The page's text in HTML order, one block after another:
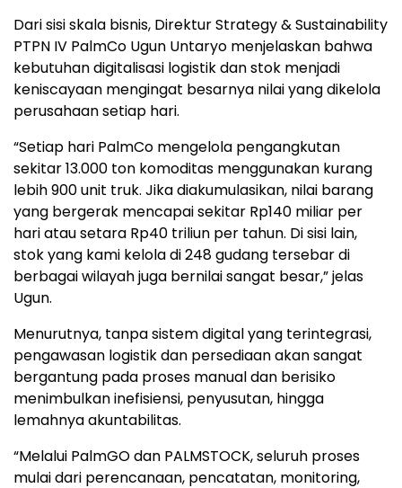
Dari sisi skala bisnis, Direktur Strategy & Sustainability
PTPN IV PalmCo Ugun Untaryo menjelaskan bahwa
kebutuhan digitalisasi logistik dan stok menjadi
keniscayaan mengingat besarnya nilai yang dikelola
perusahaan setiap hari.
“Setiap hari PalmCo mengelola pengangkutan
sekitar 13.000 ton komoditas menggunakan kurang
lebih 900 unit truk. Jika diakumulasikan, nilai barang
yang bergerak mencapai sekitar Rp140 miliar per
hari atau setara Rp40 triliun per tahun. Di sisi lain,
stok yang kami kelola di 248 gudang tersebar di
berbagai wilayah juga bernilai sangat besar,” jelas
Ugun.
Menurutnya, tanpa sistem digital yang terintegrasi,
pengawasan logistik dan persediaan akan sangat
bergantung pada proses manual dan berisiko
menimbulkan inefisiensi, penyusutan, hingga
lemahnya akuntabilitas.
“Melalui PalmGO dan PALMSTOCK, seluruh proses
mulai dari perencanaan, pencatatan, monitoring,